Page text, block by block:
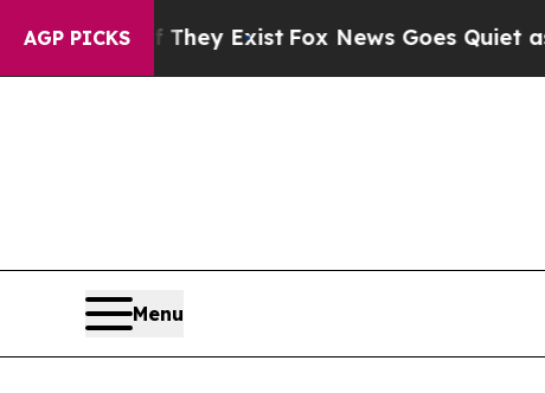
AGP PICKS
ExistFox News Goes Quiet as 'Maga Media
Menu